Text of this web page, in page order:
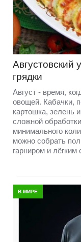
Августовский
грядки
Август - время,
овощей. Кабачки,
картошка, зелень
сложной
минимального
можно собрать
гарниром и лёгким
В МИРЕ